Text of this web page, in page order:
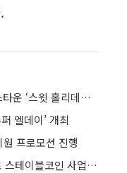
롯데백화점, 31일 도심 속 크리스마스타운 ‘스윗 홀리데이’ 공개
엘데이’ 개최
원 프로모션 진행
마스터카드, BVNK 18억 달러 인수로 스테이블코인 사업 본격 확장